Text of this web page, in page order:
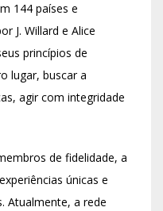
144 países e
J. Willard e Alice
princípios de
lugar, buscar a
agir com integridade
de fidelidade, a
únicas e
Atualmente, a rede